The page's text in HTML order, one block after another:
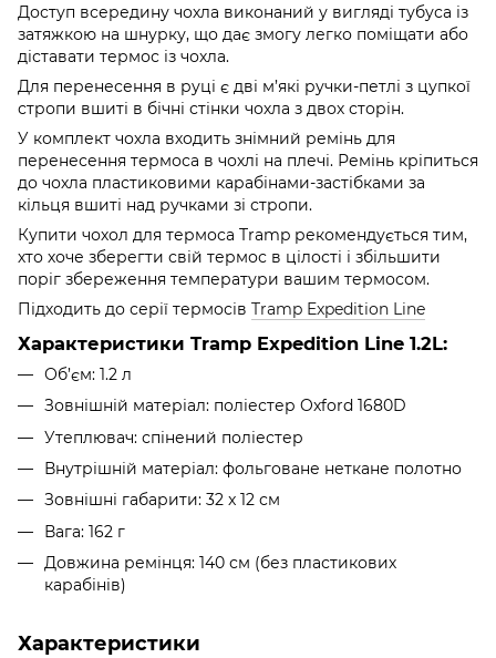
Доступ всередину чохла виконаний у вигляді тубуса із
затяжкою на шнурку, що дає змогу легко поміщати або
діставати термос із чохла.
Для перенесення в руці є дві м’які ручки-петлі з цупкої
стропи вшиті в бічні стінки чохла з двох сторін.
У комплект чохла входить знімний ремінь для
перенесення термоса в чохлі на плечі. Ремінь кріпиться
до чохла пластиковими карабінами-застібками за
кільця вшиті над ручками зі стропи.
Купити чохол для термоса Tramp рекомендується тим,
хто хоче зберегти свій термос в цілості і збільшити
поріг збереження температури вашим термосом.
Підходить до серії термосів Tramp Expedition Line
Характеристики Tramp Expedition Line 1.2L:
Об’єм: 1.2 л
Зовнішній матеріал: поліестер Oxford 1680D
Утеплювач: спінений поліестер
Внутрішній матеріал: фольговане неткане полотно
Зовнішні габарити: 32 x 12 см
Вага: 162 г
Довжина ремінця: 140 см (без пластикових
карабінів)
Характеристики